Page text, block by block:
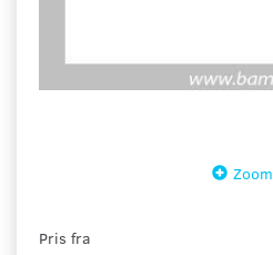
Zoom
Pris fra